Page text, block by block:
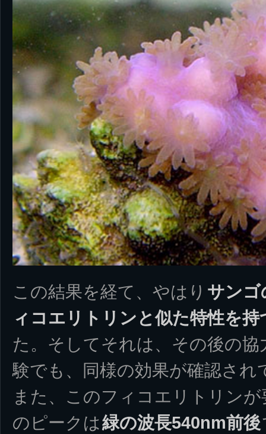
この結果を経て、やはり サンゴ
ィコエリトリンと似た特性を持
た。そしてそれは、その後の
験でも、同様の効果が確認され
また、このフィコエリトリン
のピークは緑の波長540nm前後